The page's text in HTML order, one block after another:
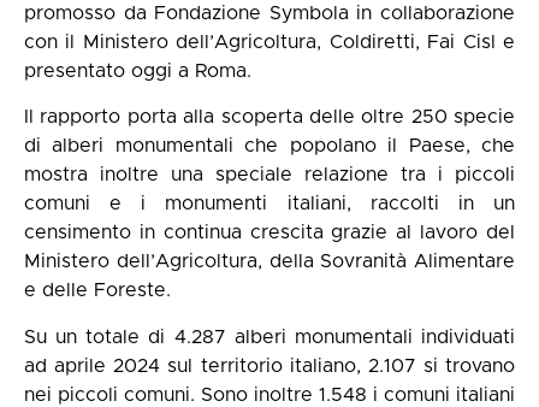
promosso da Fondazione Symbola in collaborazione
con il Ministero dell’Agricoltura, Coldiretti, Fai Cisl e
presentato oggi a Roma.
Il rapporto porta alla scoperta delle oltre 250 specie
di alberi monumentali che popolano il Paese, che
mostra inoltre una speciale relazione tra i piccoli
comuni e i monumenti italiani, raccolti in un
censimento in continua crescita grazie al lavoro del
Ministero dell’Agricoltura, della Sovranità Alimentare
e delle Foreste.
Su un totale di 4.287 alberi monumentali individuati
ad aprile 2024 sul territorio italiano, 2.107 si trovano
nei piccoli comuni. Sono inoltre 1.548 i comuni italiani